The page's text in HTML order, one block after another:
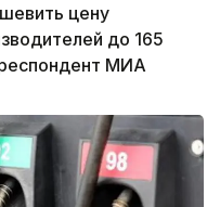
цену
до 165
МИА